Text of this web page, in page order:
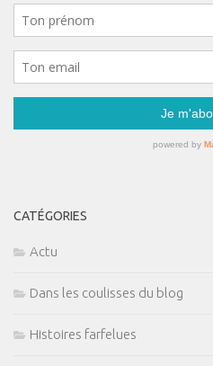
CATÉGORIES
Actu
Dans les coulisses du blog
Histoires farfelues